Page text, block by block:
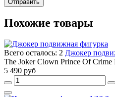
Отправить
Похожие товары
Всего осталось: 2 Джокер
The Joker Clown Prince Of Crime
5 490 руб